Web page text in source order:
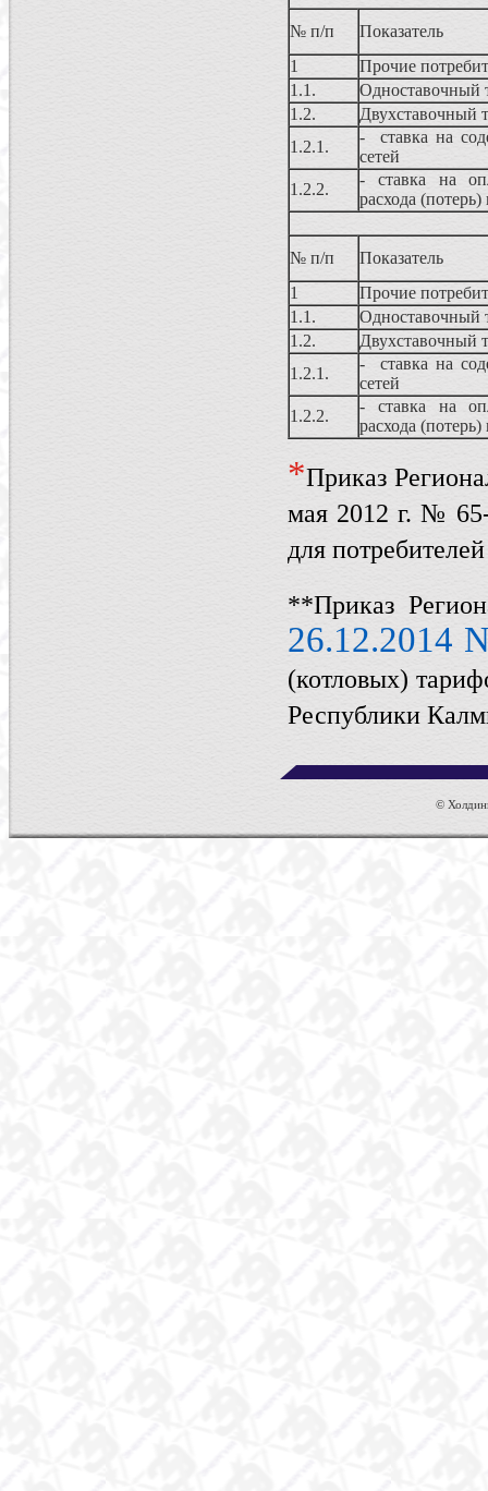
№ п/п
Показатель
1
Прочие
1.1.
Одноставочный
1.2.
Двухставочный
1.2.1.
- ставка на
сетей
1.2.2.
- ставка на
расхода (потерь)
№ п/п
Показатель
1
Прочие
1.1.
Одноставочный
1.2.
Двухставочный
1.2.1.
- ставка на
сетей
1.2.2.
- ставка на
расхода (потерь)
*Приказ
мая 2012 г. №
для
**Приказ
26.12.2014
(котловых)
Республики
©